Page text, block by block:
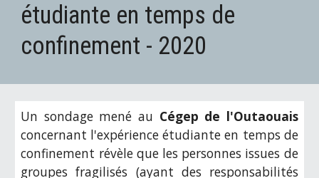
étudiante en temps de
confinement - 2020
Un sondage mené au Cégep de l'Outaouais
concernant l'expérience étudiante en temps de
confinement révèle que les personnes issues de
groupes fragilisés (ayant des responsabilités